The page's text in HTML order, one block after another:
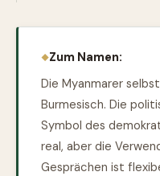
Zum Namen:
Die Myanmarer
Burmesisch. Die
Symbol des
real, aber die
Gesprächen ist